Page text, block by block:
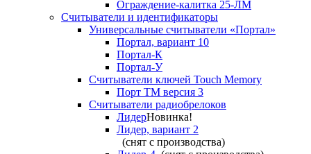
Ограждение-калитка 25-ЛМ
Считыватели и идентификаторы
Универсальные считыватели «Портал»
Портал, вариант 10
Портал-К
Портал-У
Считыватели ключей Touch Memory
Порт TM версия 3
Считыватели радиобрелоков
ЛидерНовинка!
Лидер, вариант 2
(снят с производства)